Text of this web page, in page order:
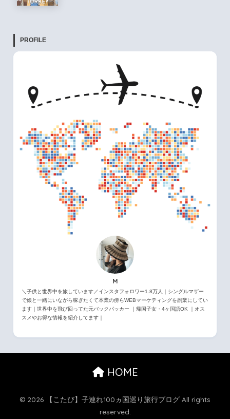
PROFILE
M
＼子供と世界中を旅しています／インスタフォロワー1.8万人｜シングルマザー
で娘と一緒にいながら稼ぎたくて本業の傍らWEBマーケティングを副業にしてい
ます｜世界中を飛び回ってた元バックパッカー ｜帰国子女・4ヶ国語OK ｜オス
スメやお得な情報を紹介してます｜
HOME
© 2026 【こたび】子連れ100ヵ国巡り旅行ブログ All rights
reserved.